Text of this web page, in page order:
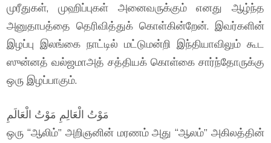
முரீதுகள், முஹிப்புகள் அனைவருக்கும் எனது ஆழ்ந்த
அனுதாபத்தை தெரிவித்துக் கொள்கின்றேன். இவர்களின்
இழப்பு இலங்கை நாட்டில் மட்டுமன்றி இந்தியாவிலும் கூட
ஸுன்னத் வல்ஜமாஅத் சத்தியக் கொள்கை சார்ந்தோருக்கு
ஒரு இழப்பாகும்.
مَوْتُ الْعَالِمِ مَوْتُ الْعَالَمِ
ஒரு “ஆலிம்” அறிஞனின் மரணம் அது “ஆலம்” அகிலத்தின்